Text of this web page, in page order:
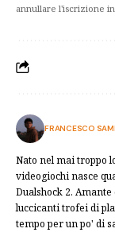
annullare l'iscrizione
FRANCESCO
Nato nel mai troppo
videogiochi nasce
Dualshock 2.
luccicanti trofei di
tempo per un po' di